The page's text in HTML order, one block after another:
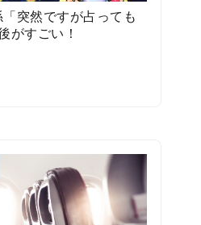
突然ですが占っても
がすごい！